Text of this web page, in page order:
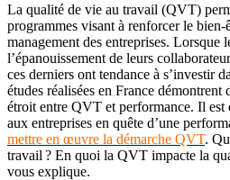
La qualité de vie au travail (QVT)
programmes visant à renforcer le bien-
management des entreprises. Lorsque
l’épanouissement de leurs
ces derniers ont tendance à s’investir
études réalisées en France démontrent
étroit entre QVT et performance. Il est
aux entreprises en quête d’une
mettre en œuvre la démarche QVT.
travail ? En quoi la QVT impacte la
vous explique.